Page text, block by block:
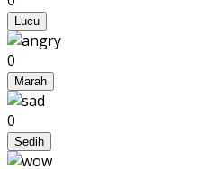
Lucu
0
Marah
0
Sedih